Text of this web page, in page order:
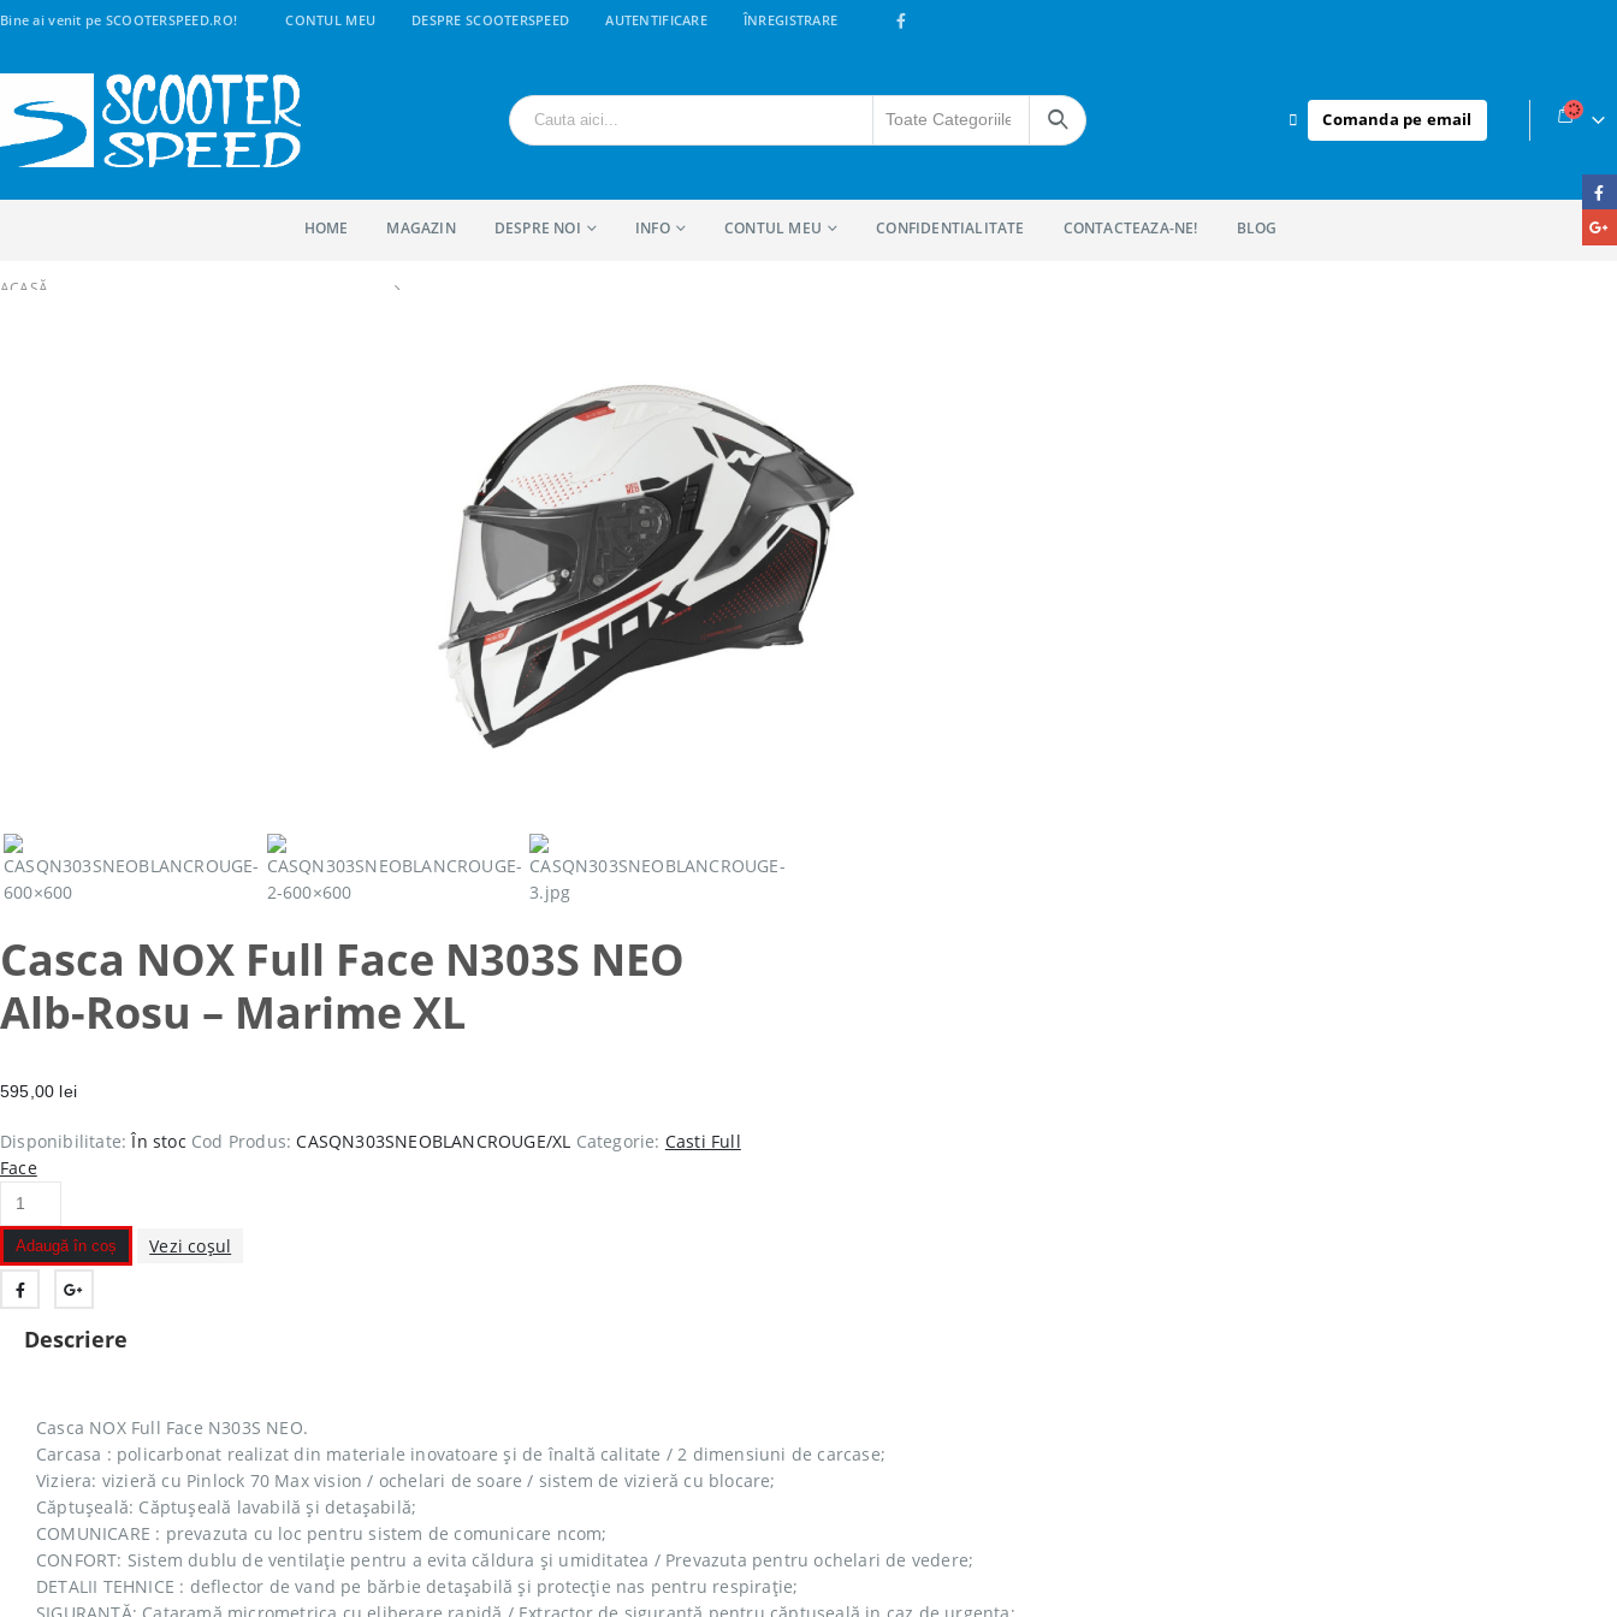
Bine ai venit pe SCOOTERSPEED.RO! CONTUL MEU DESPRE SCOOTERSPEED AUTENTIFICARE ÎNREGISTRARE
Comanda pe email
HOME MAGAZIN DESPRE NOI INFO CONTUL MEU CONFIDENTIALITATE CONTACTEAZA-NE! BLOG
ACASĂ
Casca NOX Full Face N303S NEO
Alb-Rosu – Marime XL
595,00 lei
Disponibilitate:În stoc Cod Produs:CASQN303SNEOBLANCROUGE/XL Categorie: Casti Full
Face
Adaugă în coș Vezi coșul
Descriere
Casca NOX Full Face N303S NEO.
Carcasa : policarbonat realizat din materiale inovatoare și de înaltă calitate / 2 dimensiuni de carcase;
Viziera: vizieră cu Pinlock 70 Max vision / ochelari de soare / sistem de vizieră cu blocare;
Căptușeală: Căptușeală lavabilă și detașabilă;
COMUNICARE : prevazuta cu loc pentru sistem de comunicare ncom;
CONFORT: Sistem dublu de ventilație pentru a evita căldura și umiditatea / Prevazuta pentru ochelari de vedere;
DETALII TEHNICE : deflector de vand pe bărbie detașabilă și protecție nas pentru respirație;